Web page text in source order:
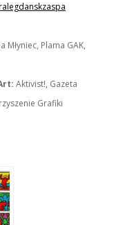
Młyniec, Plama GAK,
Aktivist!, Gazeta
Grafiki